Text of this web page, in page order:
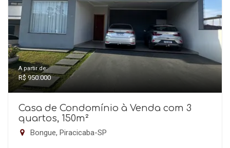
A partir de:
R$ 950.000
Casa de Condomínio à Venda com 3
quartos, 150m²
Bongue, Piracicaba-SP